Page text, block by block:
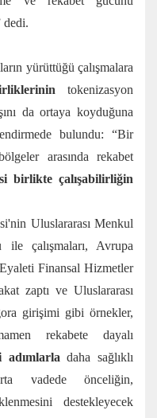
dedi.
yürüttüğü çalışmalara
tokenizasyon
da ortaya koyduğuna
bulundu: “Bir
arasında rekabet
birlikte çalışabilirliğin
Uluslararası Menkul
ile çalışmaları, Avrupa
Finansal Hizmetler
zaptı ve Uluslararası
girişimi gibi örnekler,
rekabete dayalı
adımlarla daha sağlıklı
vadede önceliğin,
destekleyecek